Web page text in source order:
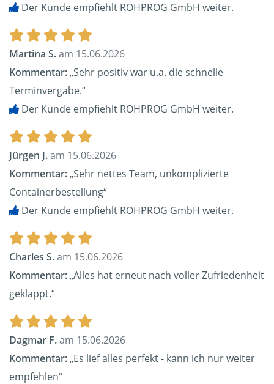
Der Kunde empfiehlt ROHPROG GmbH weiter.
Martina S.am 15.06.2026
Kommentar:„Sehr positiv war u.a. die schnelle
Terminvergabe.“
Der Kunde empfiehlt ROHPROG GmbH weiter.
Jürgen J.am 15.06.2026
Kommentar:„Sehr nettes Team, unkomplizierte
Containerbestellung“
Der Kunde empfiehlt ROHPROG GmbH weiter.
Charles S.am 15.06.2026
Kommentar:„Alles hat erneut nach voller Zufriedenheit
geklappt.“
Dagmar F.am 15.06.2026
Kommentar:„Es lief alles perfekt - kann ich nur weiter
empfehlen“